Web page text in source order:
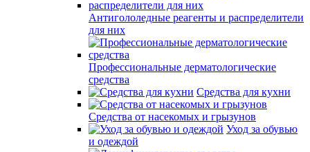
Антигололедные реагенты и распределители
для них
Профессиональные дерматологические
средства
Средства для кухни
Средства от насекомых и грызунов
Уход за обувью
и одеждой